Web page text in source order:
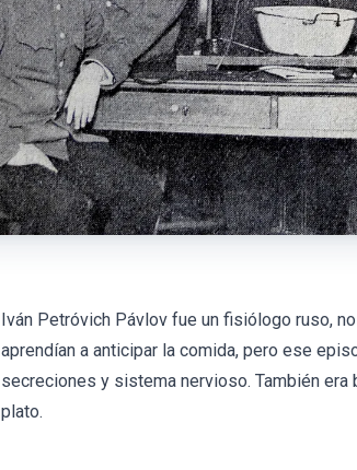
Iván Petróvich Pávlov fue un fisiólogo ruso,
aprendían a anticipar la comida, pero ese
secreciones y sistema nervioso. También
plato.